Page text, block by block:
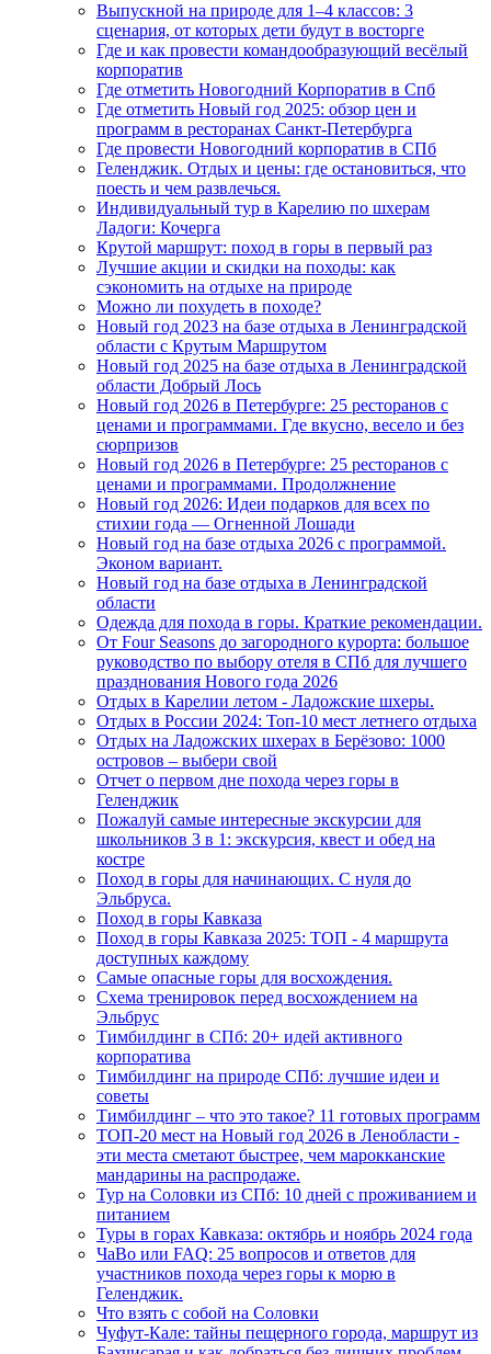
Выпускной на природе для 1–4 классов: 3
сценария, от которых дети будут в восторге
Где и как провести командообразующий весёлый
корпоратив
Где отметить Новогодний Корпоратив в Спб
Где отметить Новый год 2025: обзор цен и
программ в ресторанах Санкт-Петербурга
Где провести Новогодний корпоратив в СПб
Геленджик. Отдых и цены: где остановиться, что
поесть и чем развлечься.
Индивидуальный тур в Карелию по шхерам
Ладоги: Кочерга
Крутой маршрут: поход в горы в первый раз
Лучшие акции и скидки на походы: как
сэкономить на отдыхе на природе
Можно ли похудеть в походе?
Новый год 2023 на базе отдыха в Ленинградской
области с Крутым Маршрутом
Новый год 2025 на базе отдыха в Ленинградской
области Добрый Лось
Новый год 2026 в Петербурге: 25 ресторанов с
ценами и программами. Где вкусно, весело и без
сюрпризов
Новый год 2026 в Петербурге: 25 ресторанов с
ценами и программами. Продолжнение
Новый год 2026: Идеи подарков для всех по
стихии года — Огненной Лошади
Новый год на базе отдыха 2026 с программой.
Эконом вариант.
Новый год на базе отдыха в Ленинградской
области
Одежда для похода в горы. Краткие рекомендации.
От Four Seasons до загородного курорта: большое
руководство по выбору отеля в СПб для лучшего
празднования Нового года 2026
Отдых в Карелии летом - Ладожские шхеры.
Отдых в России 2024: Топ-10 мест летнего отдыха
Отдых на Ладожских шхерах в Берёзово: 1000
островов – выбери свой
Отчет о первом дне похода через горы в
Геленджик
Пожалуй самые интересные экскурсии для
школьников 3 в 1: экскурсия, квест и обед на
костре
Поход в горы для начинающих. С нуля до
Эльбруса.
Поход в горы Кавказа
Поход в горы Кавказа 2025: ТОП - 4 маршрута
доступных каждому
Самые опасные горы для восхождения.
Схема тренировок перед восхождением на
Эльбрус
Тимбилдинг в СПб: 20+ идей активного
корпоратива
Тимбилдинг на природе СПб: лучшие идеи и
советы
Тимбилдинг – что это такое? 11 готовых программ
ТОП-20 мест на Новый год 2026 в Ленобласти -
эти места сметают быстрее, чем марокканские
мандарины на распродаже.
Тур на Соловки из СПб: 10 дней с проживанием и
питанием
Туры в горах Кавказа: октябрь и ноябрь 2024 года
ЧаВо или FAQ: 25 вопросов и ответов для
участников похода через горы к морю в
Геленджик.
Что взять с собой на Соловки
Чуфут-Кале: тайны пещерного города, маршрут из